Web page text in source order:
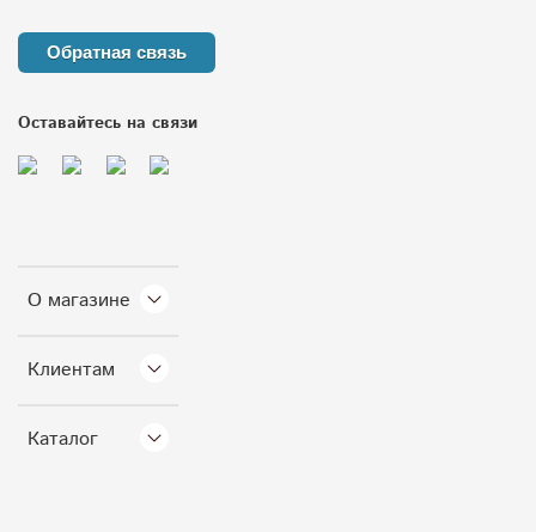
О магазине
Клиентам
Каталог
Обратная связь
Оставайтесь на связи